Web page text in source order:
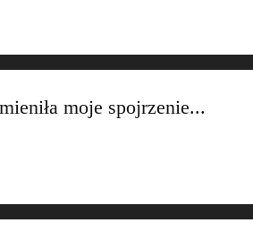
moje spojrzenie...